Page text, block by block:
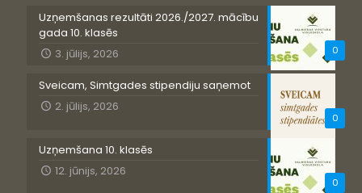
0
Uzņemšanas rezultāti 2026./2027. mācību
gada 10. klasēs
3. jūlijs, 2026
0
Sveicam, Simtgades stipendiju saņemot
2. jūlijs, 2026
0
Uzņemšana 10. klasēs
12. jūnijs, 2026